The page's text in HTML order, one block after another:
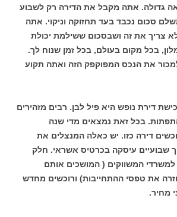
גדולה. אתה מקבל את הדירה רק לשבוע
סכום נכבד בעד תחזוקה וניקוי. אתה
צריך את זה ושבסכום ששילמת יכולת
בכל מקום בעולם, בכל זמן שנוח לך.
את הנכס המפוקפק הזה ואתה תקוע
דירת נופש היא פיל לבן. רבים מזהירים
בכל זאת נמצאים מדי שנה
דירה כזו. יש כאלה המנצלים את
שבועיים עיסקה בכרטיס אשראי. חלק
המשווקים ( המושכים אותם
את טפסי ההתחייבות) ורוכשים מחדש
מחיר.